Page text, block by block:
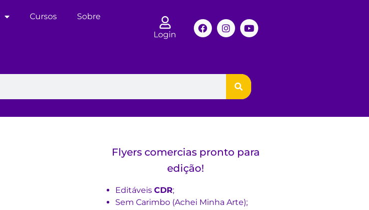
Cursos Sobre
Login
Flyers comercias pronto para
edição!
Editáveis CDR;
Sem Carimbo (Achei Minha Arte);